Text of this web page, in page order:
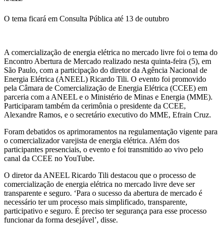
O tema ficará em Consulta Pública até 13 de outubro
A comercialização de energia elétrica no mercado livre foi o tema do
Encontro Abertura de Mercado realizado nesta quinta-feira (5), em
São Paulo, com a participação do diretor da Agência Nacional de
Energia Elétrica (ANEEL) Ricardo Tili. O evento foi promovido
pela Câmara de Comercialização de Energia Elétrica (CCEE) em
parceria com a ANEEL e o Ministério de Minas e Energia (MME).
Participaram também da cerimônia o presidente da CCEE,
Alexandre Ramos, e o secretário executivo do MME, Efrain Cruz.
Foram debatidos os aprimoramentos na regulamentação vigente para
o comercializador varejista de energia elétrica. Além dos
participantes presenciais, o evento e foi transmitido ao vivo pelo
canal da CCEE no YouTube.
O diretor da ANEEL Ricardo Tili destacou que o processo de
comercialização de energia elétrica no mercado livre deve ser
transparente e seguro. ‘Para o sucesso da abertura de mercado é
necessário ter um processo mais simplificado, transparente,
participativo e seguro. É preciso ter segurança para esse processo
funcionar da forma desejável’, disse.